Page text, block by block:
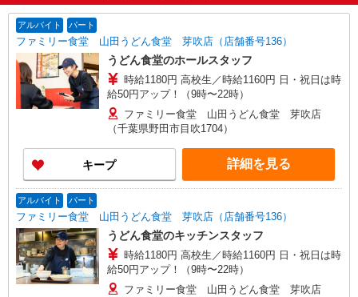
早朝手当（5:00〜8:00）時給＋200円
掲載期間終了
アルバイト パート
ファミリー食堂 山田うどん食堂 芽吹店（店舗番号136）
うどん食堂のホールスタッフ
時給1180円 高校生／時給1160円 日・祝日は時
給50円アップ！（9時〜22時）
ファミリー食堂 山田うどん食堂 芽吹店
（千葉県野田市目吹1704）
キープ 詳細を見る
アルバイト パート
ファミリー食堂 山田うどん食堂 芽吹店（店舗番号136）
うどん食堂のキッチンスタッフ
時給1180円 高校生／時給1160円 日・祝日は時
給50円アップ！（9時〜22時）
ファミリー食堂 山田うどん食堂 芽吹店